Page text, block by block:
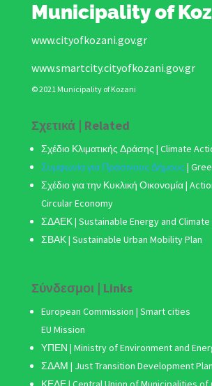
Municipality of
www.cityofkozani.gov.gr
www.smartcity.cityofkozani.gov.gr
© 2021 Municipality of Kozani
Σχετικά | Related
Σχέδιο Κλιματικής Δράσης | Climate
Συμφωνία για Πράσινους Δήμους |
Σχέδιο για την Κυκλική Οικονομία |
Circular Economy
ΣΔΑΕΚ | Sustainable Energy and Climate
ΣΒΑΚ| Sustainable Urban Mobility Plan
Σύνδεσμοι | Links
European Commission | Smart cities
EU Mission
ΥΠΕΝ | Ministry of Environment and
ΣΔΑΜ | Just Transition Development